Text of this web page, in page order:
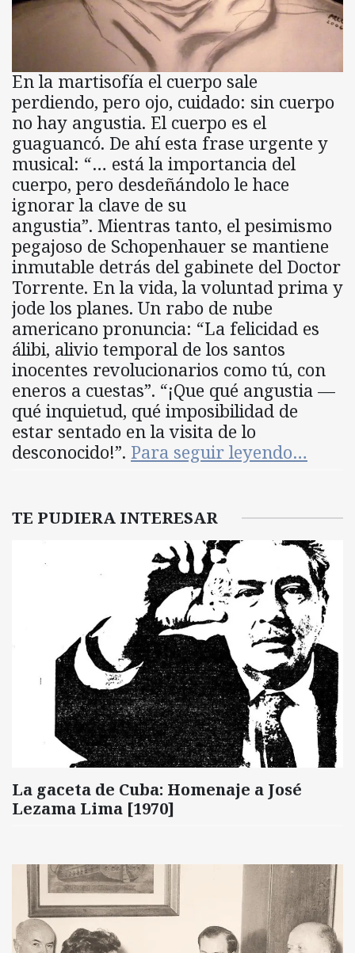
En la martisofía el cuerpo sale
perdiendo, pero ojo, cuidado: sin cuerpo
no hay angustia. El cuerpo es el
guaguancó. De ahí esta frase urgente y
musical: “… está la importancia del
cuerpo, pero desdeñándolo le hace
ignorar la clave de su
angustia”. Mientras tanto, el pesimismo
pegajoso de Schopenhauer se mantiene
inmutable detrás del gabinete del Doctor
Torrente. En la vida, la voluntad prima y
jode los planes. Un rabo de nube
americano pronuncia: “La felicidad es
álibi, alivio temporal de los santos
inocentes revolucionarios como tú, con
eneros a cuestas”. “¡Que qué angustia —
qué inquietud, qué imposibilidad de
estar sentado en la visita de lo
desconocido!”. Para seguir leyendo…
TE PUDIERA INTERESAR
La gaceta de Cuba: Homenaje a José
Lezama Lima [1970]